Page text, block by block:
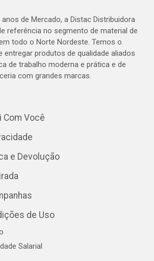
de Mercado, a Distac Distribuidora
referência no segmento de material de
todo o Norte Nordeste. Temos o
entregar produtos de qualidade aliados
de trabalho moderna e prática e de
com grandes marcas.
Com Você
e Devolução
de Uso
Salarial